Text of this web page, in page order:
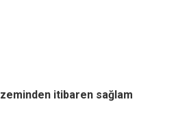
zeminden itibaren sağlam